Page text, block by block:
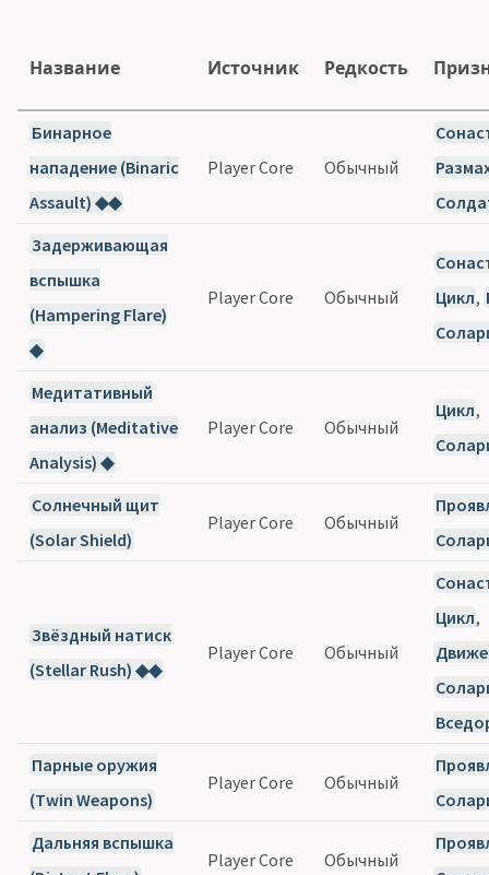
Название Источник Редкость
Бинарное
нападение (Binaric
Assault) ◆◆
Player Core Обычный
Задерживающая
вспышка
(Hampering Flare)
◆
Player Core Обычный
Цикл,
Медитативный
анализ (Meditative
Analysis) ◆
Player Core Обычный
Цикл,
Солнечный щит
(Solar Shield)
Player Core Обычный
Звёздный натиск
(Stellar Rush) ◆◆
Player Core Обычный
Цикл,
Парные оружия
(Twin Weapons)
Player Core Обычный
Дальняя вспышка
Player Core Обычный